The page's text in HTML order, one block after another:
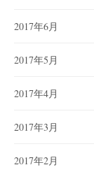
2017年6月
2017年5月
2017年4月
2017年3月
2017年2月